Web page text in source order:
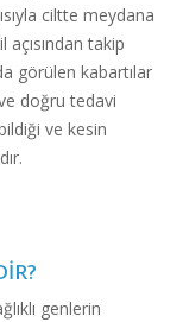
ciltte meydana
takip
görülen kabartılar
ve doğru tedavi
ve kesin
genlerin